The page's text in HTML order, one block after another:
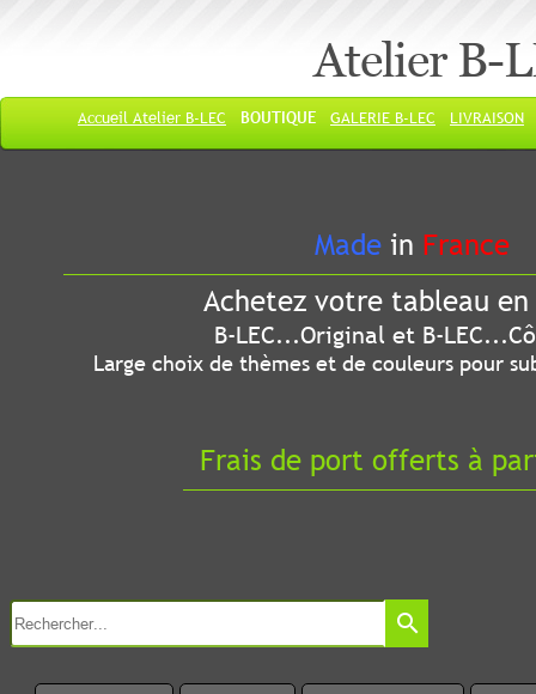
Atelier B-
Accueil Atelier B-LEC BOUTIQUE GALERIE B-LEC LIVRAISON
Made in France
Achetez votre tableau
B-LEC...Original et B-
Large choix de thèmes et de couleurs pour
Frais de port offerts à
search